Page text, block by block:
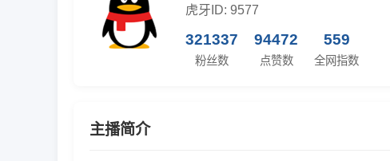
虎牙ID: 9577
321337
粉丝数
94472
点赞数
559
全网指数
主播简介